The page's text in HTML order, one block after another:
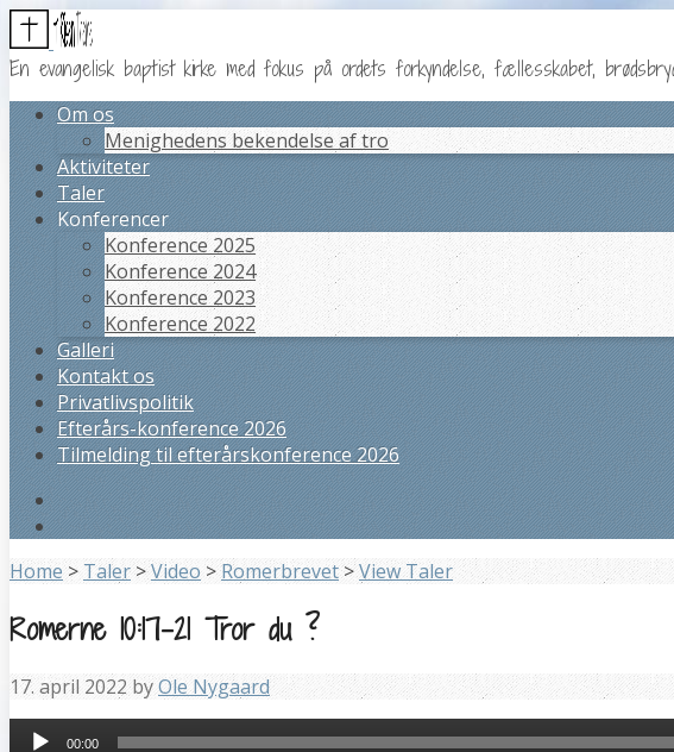
En evangelisk baptist kirke med fokus på ordets forkyndelse, fællesskabet,
Om os
Menighedens bekendelse af tro
Aktiviteter
Taler
Konferencer
Konference 2025
Konference 2024
Konference 2023
Konference 2022
Galleri
Kontakt os
Privatlivspolitik
Efterårs-konference 2026
Tilmelding til efterårskonference 2026
Home> Taler>Video >Romerbrevet>View Taler
Romerne 10:17-21 Tror du ?
17. april 2022 byOle Nygaard
Lydafspiller
00:00